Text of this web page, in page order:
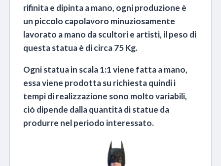
rifinita e dipinta a mano, ogni produzione è
un piccolo capolavoro minuziosamente
lavorato a mano da scultori e artisti, il peso di
questa statua è di circa 75 Kg.
Ogni statua in scala 1:1 viene fatta a mano,
essa viene prodotta su richiesta quindi i
tempi di realizzazione sono molto variabili,
ciò dipende dalla quantità di statue da
produrre nel periodo interessato.